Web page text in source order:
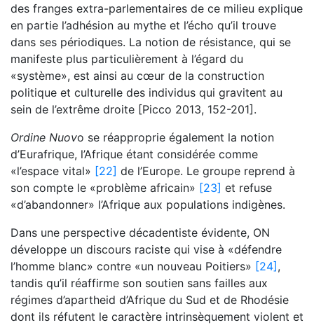
des franges extra-parlementaires de ce milieu explique
en partie l’adhésion au mythe et l’écho qu’il trouve
dans ses périodiques. La notion de résistance, qui se
manifeste plus particulièrement à l’égard du
«système», est ainsi au cœur de la construction
politique et culturelle des individus qui gravitent au
sein de l’extrême droite [Picco 2013, 152-201].
Ordine Nuovo se réapproprie également la notion
d’Eurafrique, l’Afrique étant considérée comme
«l’espace vital» [22] de l’Europe. Le groupe reprend à
son compte le «problème africain» [23] et refuse
«d’abandonner» l’Afrique aux populations indigènes.
Dans une perspective décadentiste évidente, ON
développe un discours raciste qui vise à «défendre
l’homme blanc» contre «un nouveau Poitiers» [24],
tandis qu’il réaffirme son soutien sans failles aux
régimes d’apartheid d’Afrique du Sud et de Rhodésie
dont ils réfutent le caractère intrinsèquement violent et